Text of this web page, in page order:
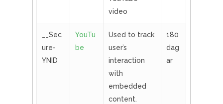
video
__Sec
ure-
YNID
YouTu
be
Used to track
user’s
interaction
with
embedded
content.
180
dag
ar